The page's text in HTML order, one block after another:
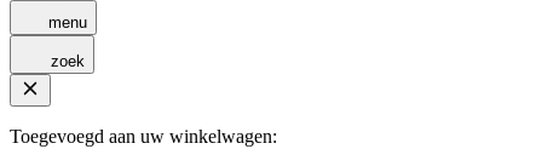
menu
zoek
Toegevoegd aan uw winkelwagen: